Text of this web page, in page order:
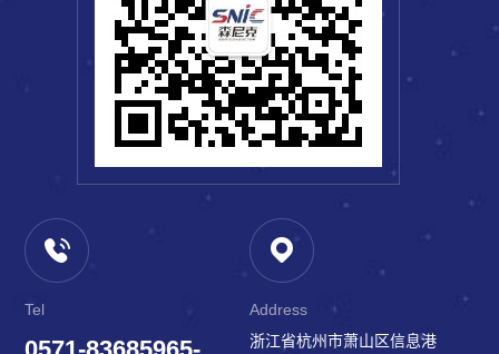
Tel
Address
浙江省杭州市萧山区信息港